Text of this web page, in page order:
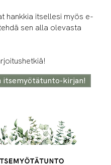
hankkia itsellesi myös e-
sen alla olevasta
itsemyötätunto-kirjan!